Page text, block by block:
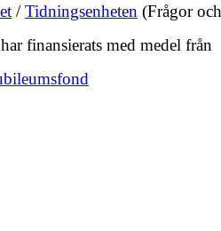
/Tidningsenheten (Frågor
finansierats med medel från